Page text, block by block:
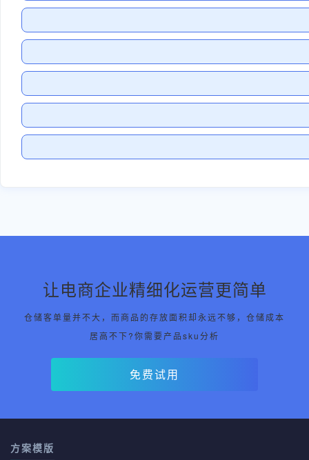
让电商企业精细化运营更简单
仓储客单量并不大，而商品的存放面积却永远不够，仓储成本
居高不下?你需要产品sku分析
免费试用
方案模版